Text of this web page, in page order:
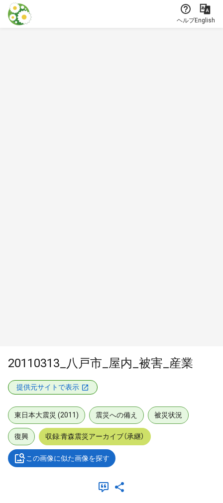
本文に飛ぶ
ヘルプEnglish
20110313_八戸市_屋内_被害_産業
提供元サイトで表示
東日本大震災 (2011) 震災への備え 被災状況
復興 収録:青森震災アーカイブ（承継）
この画像に似た画像を探す